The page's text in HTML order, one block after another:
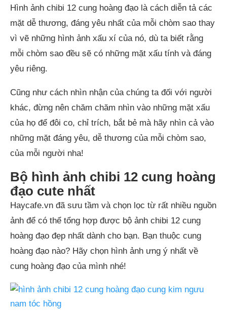
Hình ảnh chibi 12 cung hoàng đạo là cách diễn tả các
mặt dễ thương, đáng yêu nhất của mỗi chòm sao thay
vì vẽ những hình ảnh xấu xí của nó, dù ta biết rằng
mỗi chòm sao đều sẽ có những mặt xấu tính và đáng
yêu riêng.
Cũng như cách nhìn nhận của chúng ta đối với người
khác, đừng nên chăm chăm nhìn vào những mặt xấu
của họ để đôi co, chỉ trích, bắt bẻ mà hãy nhìn cả vào
những mặt đáng yêu, dễ thương của mỗi chòm sao,
của mỗi người nha!
Bộ hình ảnh chibi 12 cung hoàng
đạo cute nhất
Haycafe.vn đã sưu tầm và chọn lọc từ rất nhiều nguồn
ảnh để có thể tổng hợp được bộ ảnh chibi 12 cung
hoàng đạo đẹp nhất dành cho bạn. Bạn thuộc cung
hoàng đạo nào? Hãy chọn hình ảnh ưng ý nhất về
cung hoàng đạo của mình nhé!